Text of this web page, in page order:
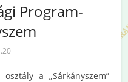
Program-
a „Sárkányszem”